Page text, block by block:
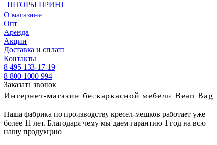
ШТОРЫ ПРИНТ
О магазине
Опт
Аренда
Акции
Доставка и оплата
Контакты
8 495 133-17-19
8 800 1000 994
Заказать звонок
Интернет-магазин бескаркасной мебели Bean Bag
Наша фабрика по производству кресел-мешков работает уже
более 11 лет. Благодаря чему мы даем гарантию 1 год на всю
нашу продукцию